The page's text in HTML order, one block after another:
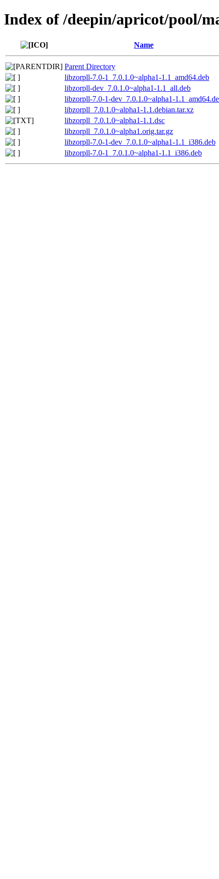
Index of /deepin/apricot/pool/
Name
Parent Directory
libzorpll-7.0-1_7.0.1.0~alpha1-1.1_amd64.deb
libzorpll-dev_7.0.1.0~alpha1-1.1_all.deb
libzorpll-7.0-1-dev_7.0.1.0~alpha1-
libzorpll_7.0.1.0~alpha1-1.1.debian.tar.xz
libzorpll_7.0.1.0~alpha1-1.1.dsc
libzorpll_7.0.1.0~alpha1.orig.tar.gz
libzorpll-7.0-1-dev_7.0.1.0~alpha1-1.1_i386.deb
libzorpll-7.0-1_7.0.1.0~alpha1-1.1_i386.deb